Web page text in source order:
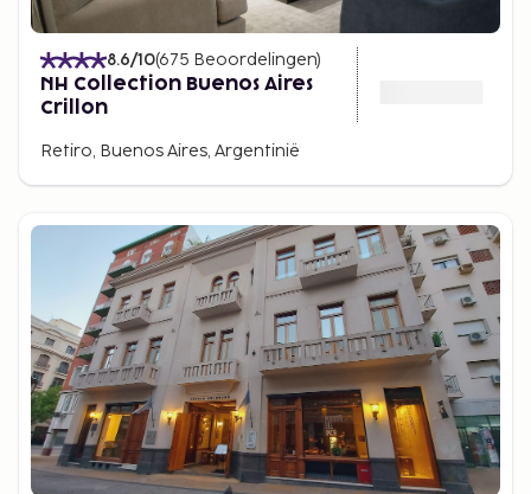
8.6/10(675 Beoordelingen)
NH Collection Buenos Aires
Crillon
Retiro, Buenos Aires, Argentinië